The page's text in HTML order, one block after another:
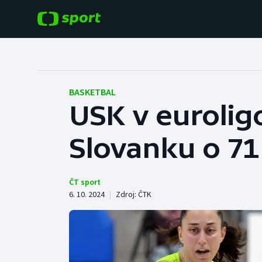
Tenis
Cyklistika
Baseball a softbal
Basketbal
Boby a skeleton
Box
BASKETBAL
USK v
Slovanku o
ČT sport
6. 10. 2024 | Zdroj: ČTK